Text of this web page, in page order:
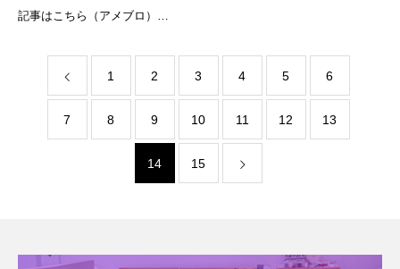
記事はこちら（アメブロ）
1 2 3 4 5 6
7 8 9 10 11 12 13
14 15